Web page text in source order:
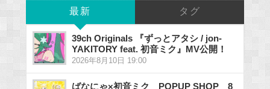
最新 タグ
39ch Originals 『ずっとアタシ / jon-
YAKITORY feat. 初音ミク』MV公開！
2026年8月10日 19:00
ばなにゃ×初音ミク POPUP SHOP 8